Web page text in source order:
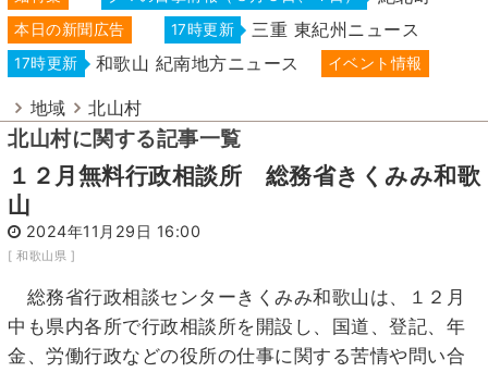
本日の新聞広告 17時更新 三重 東紀州ニュース
17時更新 和歌山 紀南地方ニュース イベント情報
地域 北山村
北山村に関する記事一覧
１２月無料行政相談所 総務省きくみみ和歌
山
2024年11月29日 16:00
[ 和歌山県 ]
総務省行政相談センターきくみみ和歌山は、１２月
中も県内各所で行政相談所を開設し、国道、登記、年
金、労働行政などの役所の仕事に関する苦情や問い合